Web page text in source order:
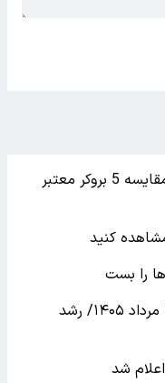
بهترین جایگزین آلپاری کدام است؟ مقایسه 5 بروکر معتبر
کنید
را بست
نرخ ارز دلار، طلا سکه و یورو امروز ۱۵ مرداد ۱۴۰۵/ رشد
شد